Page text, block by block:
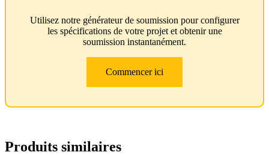
Utilisez notre générateur de soumission pour configurer
les spécifications de votre projet et obtenir une
soumission instantanément.
Commencer ici
Produits similaires